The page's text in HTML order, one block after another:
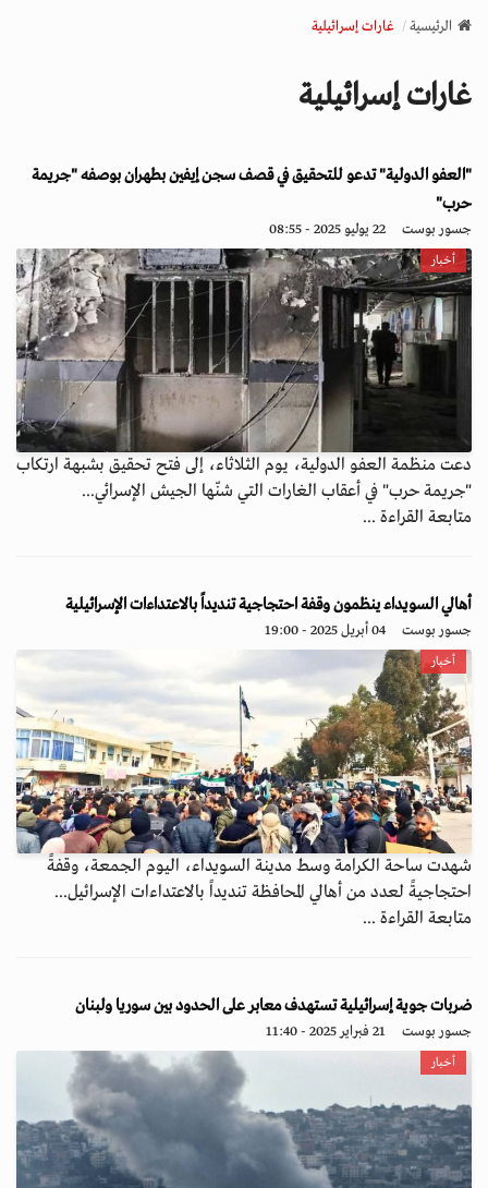
v
a
o
n
الرئيسية غارات إسرائيلية
غارات إسرائيلية
"العفو الدولية" تدعو للتحقيق في قصف سجن إيفين بطهران بوصفه "جريمة
حرب"
جسور بوست 22 يوليو 2025 - 08:55
أخبار
دعت منظمة العفو الدولية، يوم الثلاثاء، إلى فتح تحقيق بشبهة ارتكاب
"جريمة حرب" في أعقاب الغارات التي شنّها الجيش الإسرائي...
متابعة القراءة ...
أهالي السويداء ينظمون وقفة احتجاجية تنديداً بالاعتداءات الإسرائيلية
جسور بوست 04 أبريل 2025 - 19:00
أخبار
شهدت ساحة الكرامة وسط مدينة السويداء، اليوم الجمعة، وقفةً
احتجاجيةً لعدد من أهالي المحافظة تنديداً بالاعتداءات الإسرائيل...
متابعة القراءة ...
ضربات جوية إسرائيلية تستهدف معابر على الحدود بين سوريا ولبنان
جسور بوست 21 فبراير 2025 - 11:40
أخبار